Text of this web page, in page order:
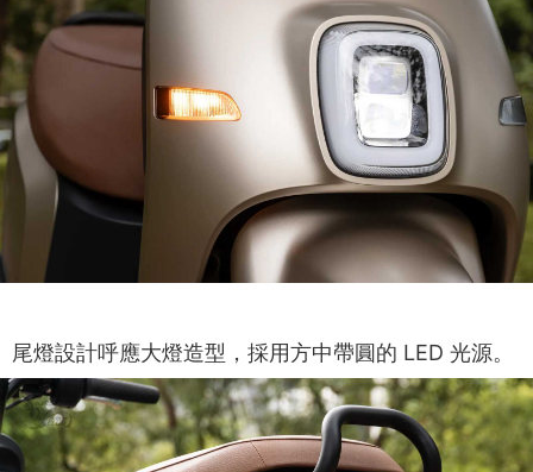
尾燈設計呼應大燈造型，採用方中帶圓的 LED 光源。